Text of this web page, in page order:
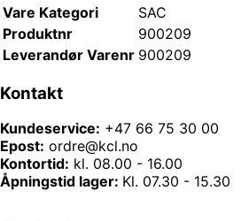
Vare Kategori
SAC
Produktnr
900209
Leverandør Varenr 900209
Kontakt
Kundeservice: +47 66 75 30 00
Epost: ordre@kcl.no
Kontortid: kl. 08.00 - 16.00
Åpningstid lager: Kl. 07.30 - 15.30